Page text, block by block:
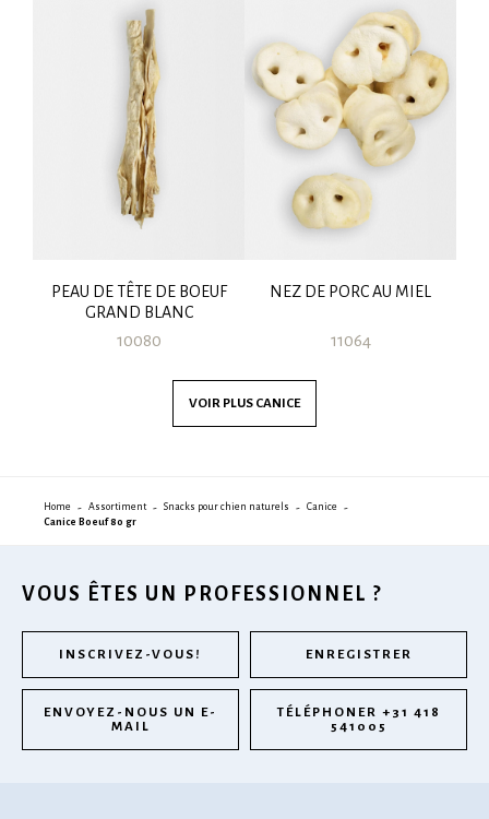
PEAU DE TÊTE DE BOEUF
GRAND BLANC
10080
NEZ DE PORC AU MIEL
11064
VOIR PLUS CANICE
Home Assortiment Snacks pour chien naturels
Canice
Canice Boeuf 80 gr
VOUS ÊTES UN PROFESSIONNEL ?
INSCRIVEZ-VOUS! ENREGISTRER
ENVOYEZ-NOUS UN E-
MAIL
TÉLÉPHONER +31 418
541005